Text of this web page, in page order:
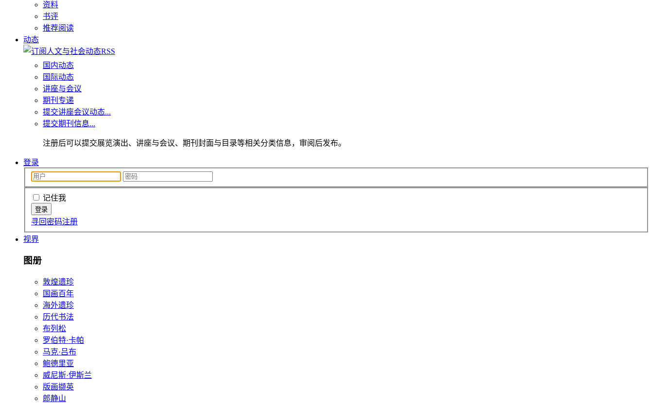
资料
书评
推荐阅读
动态
国内动态
国际动态
讲座与会议
期刊专递
提交讲座会议动态...
提交期刊信息...
注册后可以提交展览演出、讲座与会议、期刊封面与目录等相关分类信息，审阅后发布。
登录
记住我
寻回密码注册
视界
图册
敦煌遗珍
国画百年
海外遗珍
历代书法
布列松
罗伯特·卡帕
马克·吕布
鲍德里亚
威尼斯·伊斯兰
版画撷英
郎静山